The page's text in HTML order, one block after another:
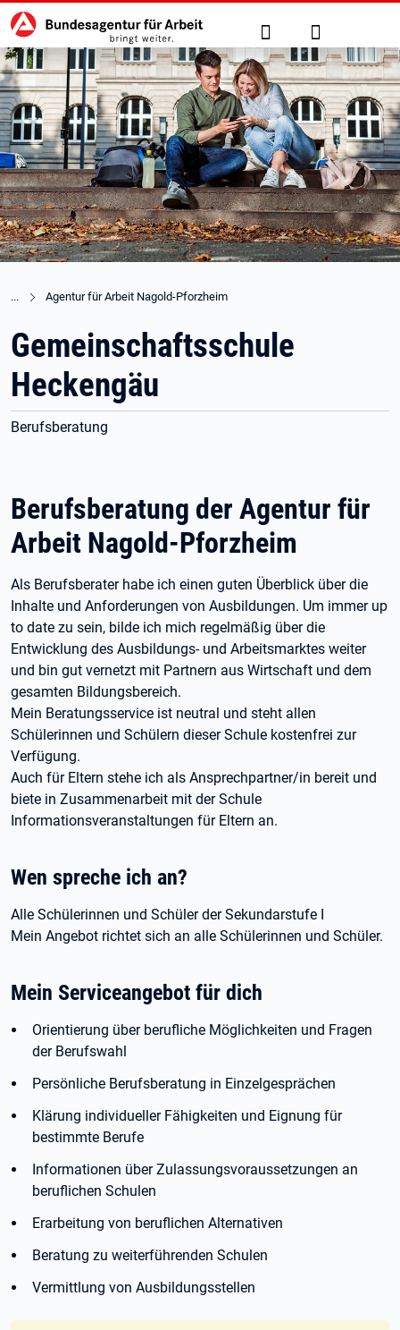
zu den Hauptinhalten springen
Hauptnavigation Suche Anmelden
Agentur für Arbeit Nagold-Pforzheim
Gemeinschaftsschule
Heckengäu
Berufsberatung
Berufsberatung der Agentur für
Arbeit Nagold-Pforzheim
Als Berufsberater habe ich einen guten Überblick über die
Inhalte und Anforderungen von Ausbildungen. Um immer up
to date zu sein, bilde ich mich regelmäßig über die
Entwicklung des Ausbildungs- und Arbeitsmarktes weiter
und bin gut vernetzt mit Partnern aus Wirtschaft und dem
gesamten Bildungsbereich.
Mein Beratungsservice ist neutral und steht allen
Schülerinnen und Schülern dieser Schule kostenfrei zur
Verfügung.
Auch für Eltern stehe ich als Ansprechpartner/in bereit und
biete in Zusammenarbeit mit der Schule
Informationsveranstaltungen für Eltern an.
Wen spreche ich an?
Alle Schülerinnen und Schüler der Sekundarstufe I
Mein Angebot richtet sich an alle Schülerinnen und Schüler.
Mein Serviceangebot für dich
Orientierung über berufliche Möglichkeiten und Fragen
der Berufswahl
Persönliche Berufsberatung in Einzelgesprächen
Klärung individueller Fähigkeiten und Eignung für
bestimmte Berufe
Informationen über Zulassungsvoraussetzungen an
beruflichen Schulen
Erarbeitung von beruflichen Alternativen
Beratung zu weiterführenden Schulen
Vermittlung von Ausbildungsstellen